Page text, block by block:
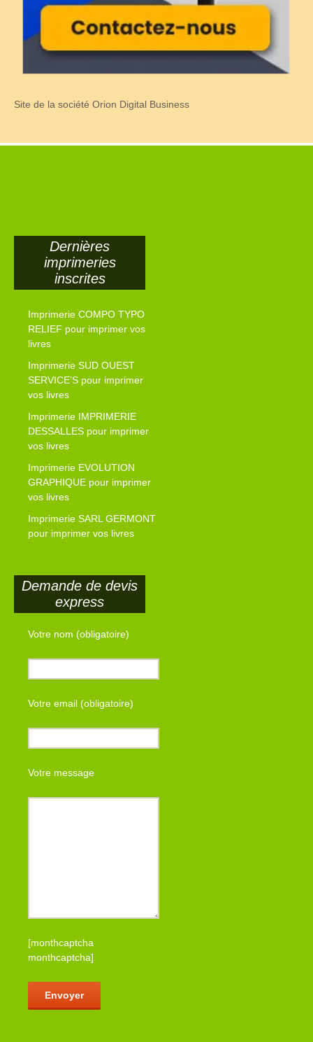
Site de la société Orion Digital Business
Dernières
imprimeries
inscrites
Imprimerie COMPO TYPO
RELIEF pour imprimer vos
livres
Imprimerie SUD OUEST
SERVICE’S pour imprimer
vos livres
Imprimerie IMPRIMERIE
DESSALLES pour imprimer
vos livres
Imprimerie EVOLUTION
GRAPHIQUE pour imprimer
vos livres
Imprimerie SARL GERMONT
pour imprimer vos livres
Demande de devis
express
Votre nom (obligatoire)
Votre email (obligatoire)
Votre message
[monthcaptcha
monthcaptcha]